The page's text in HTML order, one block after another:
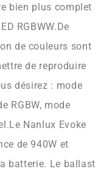
bien plus complet
RGBWW.De
de couleurs sont
de reproduire
désirez : mode
RGBW, mode
Nanlux Evoke
de 940W et
batterie. Le ballast